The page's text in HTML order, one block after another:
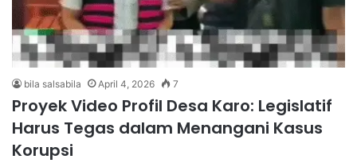
bila salsabila April 4, 2026 7
Proyek Video Profil Desa Karo: Legislatif
Harus Tegas dalam Menangani Kasus
Korupsi